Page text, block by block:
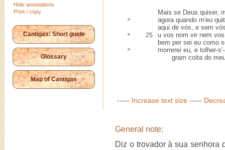
Hide annotations
Print / copy
Cantigas: Short guide
Glossary
Map of Cantigas
Mais se Deus quiser,
agora quando m'eu
aqui de vós, e sem
25 u vos nom vir nem
bem per sei eu como
morrerei eu, e tolher-
gram coita do meu
----- Increase text size -----
General note:
Diz o trovador à sua senhora